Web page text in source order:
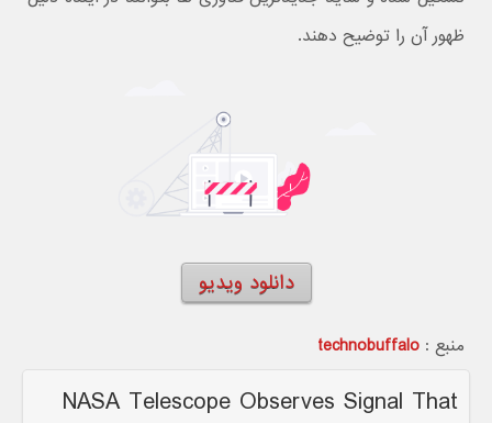
ظهور آن را توضیح دهند.
دانلود ویدیو
منبع :technobuffalo
NASA Telescope Observes Signal That